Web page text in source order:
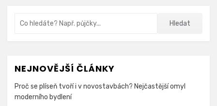
Hledat
NEJNOVĚJŠÍ ČLÁNKY
Proč se plíseň tvoří i v novostavbách? Nejčastější omyl
moderního bydlení